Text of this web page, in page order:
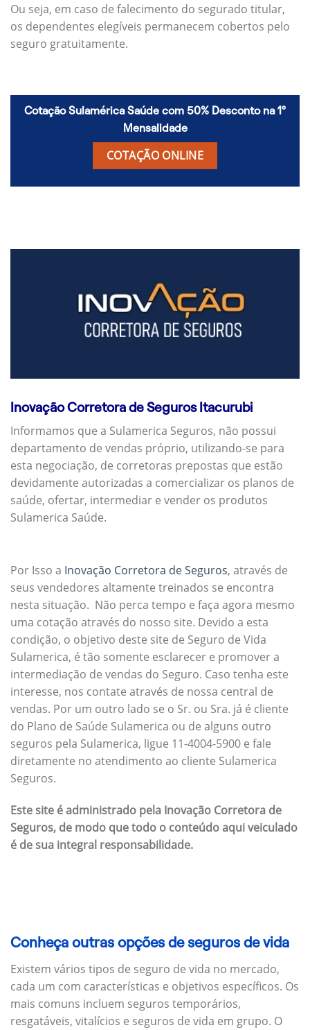
Ou seja, em caso de falecimento do segurado titular,
os dependentes elegíveis permanecem cobertos pelo
seguro gratuitamente.
Cotação Sulamérica Saúde com 50% Desconto na 1º
Mensalidade
COTAÇÃO ONLINE
Inovação Corretora de Seguros Itacurubi
Informamos que a Sulamerica Seguros, não possui
departamento de vendas próprio, utilizando-se para
esta negociação, de corretoras prepostas que estão
devidamente autorizadas a comercializar os planos de
saúde, ofertar, intermediar e vender os produtos
Sulamerica Saúde.
Por Isso a Inovação Corretora de Seguros, através de
seus vendedores altamente treinados se encontra
nesta situação. Não perca tempo e faça agora mesmo
uma cotação através do nosso site. Devido a esta
condição, o objetivo deste site de Seguro de Vida
Sulamerica, é tão somente esclarecer e promover a
intermediação de vendas do Seguro. Caso tenha este
interesse, nos contate através de nossa central de
vendas. Por um outro lado se o Sr. ou Sra. já é cliente
do Plano de Saúde Sulamerica ou de alguns outro
seguros pela Sulamerica, ligue 11-4004-5900 e fale
diretamente no atendimento ao cliente Sulamerica
Seguros.
Este site é administrado pela Inovação Corretora de
Seguros, de modo que todo o conteúdo aqui veiculado
é de sua integral responsabilidade.
Conheça outras opções de seguros de vida
Existem vários tipos de seguro de vida no mercado,
cada um com características e objetivos específicos. Os
mais comuns incluem seguros temporários,
resgatáveis, vitalícios e seguros de vida em grupo. O